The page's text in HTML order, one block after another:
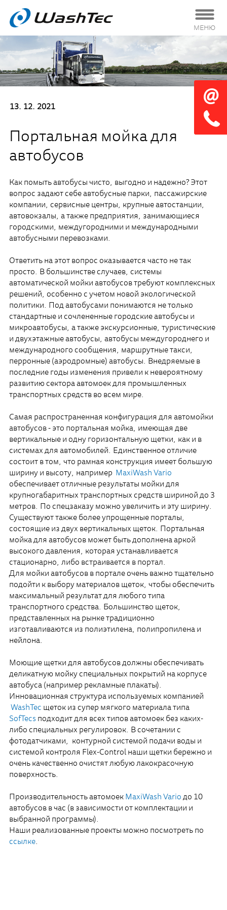
МЕНЮ
13. 12. 2021
Портальная мойка для
автобусов
Как помыть автобусы чисто, выгодно и надежно? Этот
вопрос задают себе автобусные парки, пассажирские
компании, сервисные центры, крупные автостанции,
автовокзалы, а также предприятия, занимающиеся
городскими, междугородними и международными
автобусными перевозками.
Ответить на этот вопрос оказывается часто не так
просто. В большинстве случаев, системы
автоматической мойки автобусов требуют комплексных
решений, особенно с учетом новой экологической
политики. Под автобусами понимаются не только
стандартные и сочлененные городские автобусы и
микроавтобусы, а также экскурсионные, туристические
и двухэтажные автобусы, автобусы междугороднего и
международного сообщения, маршрутные такси,
перронные (аэродромные) автобусы. Внедряемые в
последние годы изменения привели к невероятному
развитию сектора автомоек для промышленных
транспортных средств во всем мире.
Самая распространенная конфигурация для автомойки
автобусов - это портальная мойка, имеющая две
вертикальные и одну горизонтальную щетки, как и в
системах для автомобилей. Единственное отличие
состоит в том, что рамная конструкция имеет большую
ширину и высоту, например MaxiWash Vario
обеспечивает отличные результаты мойки для
крупногабаритных транспортных средств шириной до 3
метров. По спецзаказу можно увеличить и эту ширину.
Существуют также более упрощенные порталы,
состоящие из двух вертикальных щеток. Портальная
мойка для автобусов может быть дополнена аркой
высокого давления, которая устанавливается
стационарно, либо встраивается в портал.
Для мойки автобусов в портале очень важно тщательно
подойти к выбору материалов щеток, чтобы обеспечить
максимальный результат для любого типа
транспортного средства. Большинство щеток,
представленных на рынке традиционно
изготавливаются из полиэтилена, полипропилена и
нейлона.
Моющие щетки для автобусов должны обеспечивать
деликатную мойку специальных покрытий на корпусе
автобуса (например рекламные плакаты).
Инновационная структура используемых компанией
WashTec щеток из супер мягкого материала типа
SofTecsподходит для всех типов автомоек без каких-
либо специальных регулировок. В сочетании с
фотодатчиками, контурной системой подачи воды и
системой контроля Flex-Control наши щетки бережно и
очень качественно очистят любую лакокрасочную
поверхность.
Производительность автомоек MaxiWash Vario до 10
автобусов в час (в зависимости от комплектации и
выбранной программы).
Наши реализованные проекты можно посмотреть по
ссылке.